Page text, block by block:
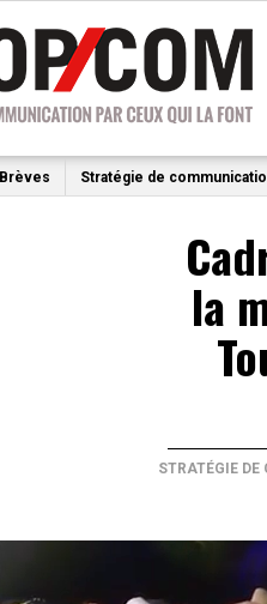
Brèves Stratégie de
la
STRATÉGIE